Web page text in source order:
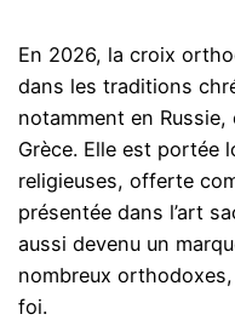
En 2026, la croix
dans les traditions
notamment en
Grèce. Elle est portée
religieuses, offerte
présentée dans l’art
aussi devenu un
nombreux
foi.